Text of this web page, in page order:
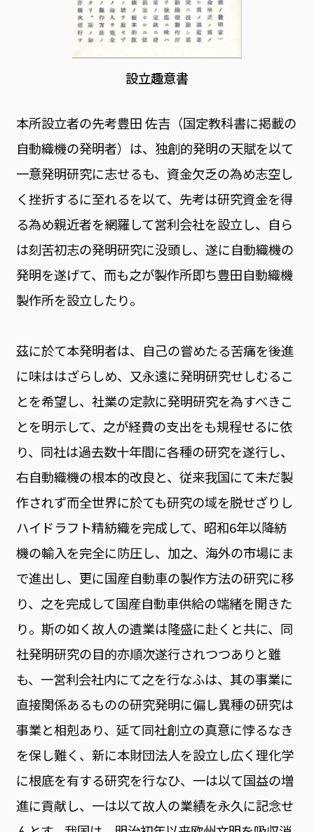
設立趣意書
本所設立者の先考豊田 佐吉（国定教科書に掲載の
自動織機の発明者）は、独創的発明の天賦を以て
一意発明研究に志せるも、資金欠乏の為め志空し
く挫折するに至れるを以て、先考は研究資金を得
る為め親近者を網羅して営利会社を設立し、自ら
は刻苦初志の発明研究に没頭し、遂に自動織機の
発明を遂げて、而も之が製作所即ち豊田自動織機
製作所を設立したり。
茲に於て本発明者は、自己の嘗めたる苦痛を後進
に味ははざらしめ、又永遠に発明研究せしむるこ
とを希望し、社業の定款に発明研究を為すべきこ
とを明示して、之が経費の支出をも規程せるに依
り、同社は過去数十年間に各種の研究を遂行し、
右自動織機の根本的改良と、従来我国にて未だ製
作されず而全世界に於ても研究の域を脱せざりし
ハイドラフト精紡織を完成して、昭和6年以降紡
機の輸入を完全に防圧し、加之、海外の市場にま
で進出し、更に国産自動車の製作方法の研究に移
り、之を完成して国産自動車供給の端緒を開きた
り。斯の如く故人の遺業は隆盛に赴くと共に、同
社発明研究の目的亦順次遂行されつつありと雖
も、一営利会社内にて之を行なふは、其の事業に
直接関係あるものの研究発明に偏し異種の研究は
事業と相剋あり、延て同社創立の真意に悖るなき
を保し難く、新に本財団法人を設立し広く理化学
に根底を有する研究を行なひ、一は以て国益の増
進に貢献し、一は以て故人の業績を永久に記念せ